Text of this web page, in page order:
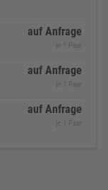
auf Anfrage
je 1 Paar
auf Anfrage
je 1 Paar
auf Anfrage
je 1 Paar